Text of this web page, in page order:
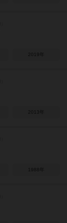
2019年
2013年
1988年